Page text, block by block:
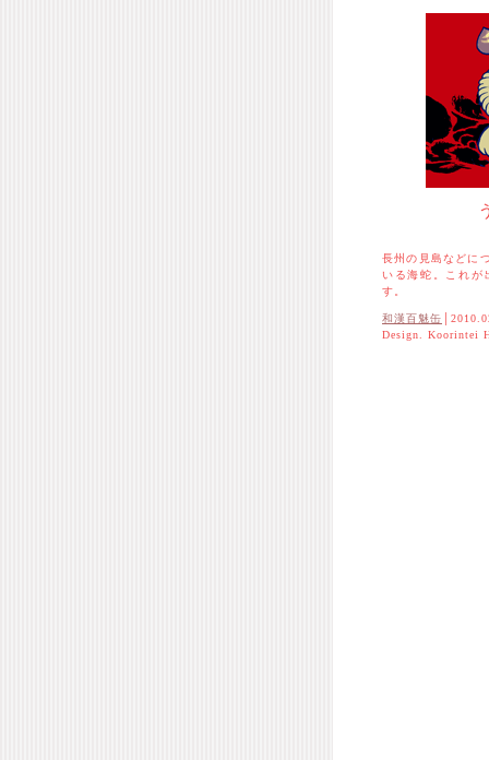
長州の見島などに
いる海蛇。これが
す。
和漢百魅缶
Design. Koorintei